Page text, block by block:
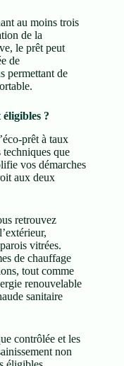
au moins trois
de la
le prêt peut
de
permettant de
?
prêt à taux
techniques que
vos démarches
aux deux
retrouvez
vitrées.
de chauffage
tout comme
renouvelable
sanitaire
contrôlée et les
non